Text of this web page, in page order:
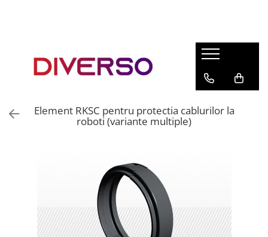
ASA
MULTIMATERIAL
Element RKSC pentru protectia cablurilor la
roboti (variante multiple)